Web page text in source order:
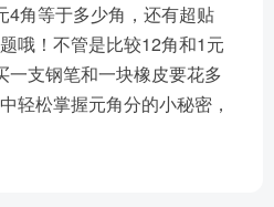
4角等于多少角，还有超贴
哦！不管是比较12角和1元
一支钢笔和一块橡皮要花多
轻松掌握元角分的小秘密，